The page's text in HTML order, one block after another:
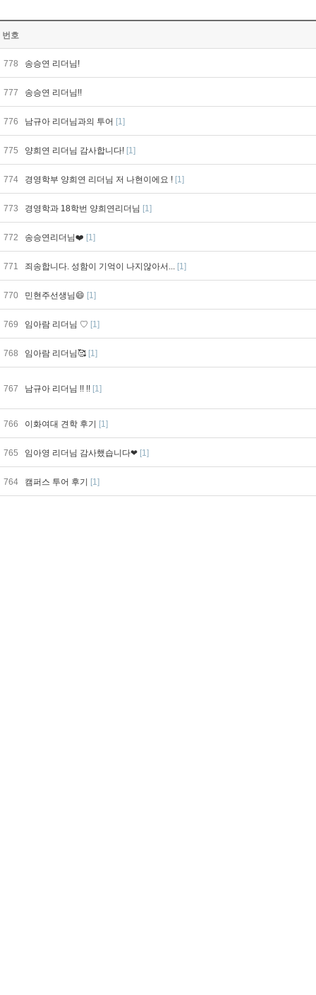
번호
778 송승연 리더님!
777 송승연 리더님!!
776 남규아 리더님과의 투어 [1]
775 양희연 리더님 감사합니다! [1]
774 경영학부 양희연 리더님 저 나현이에요 ! [1]
773 경영학과 18학번 양희연리더님 [1]
772 송승연리더님❤️ [1]
771 죄송합니다. 성함이 기억이 나지않아서... [1]
770 민현주선생님😄 [1]
769 임아람 리더님 ♡ [1]
768 임아람 리더님🥰 [1]
767 남규아 리더님 !! !! [1]
766 이화여대 견학 후기 [1]
765 임아영 리더님 감사했습니다❤ [1]
764 캠퍼스 투어 후기 [1]